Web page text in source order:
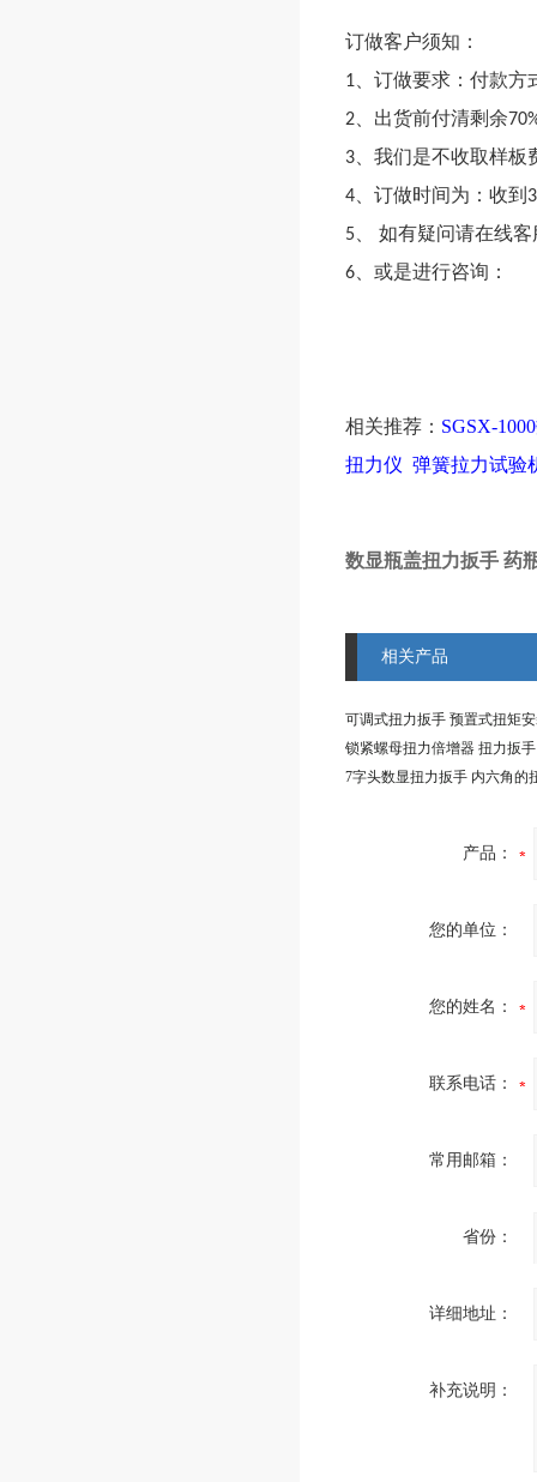
订做客户须知：
1、订做要求：付款方
2、出货前付清剩余
3、我们是不收取样板
4、订做时间为：收到
5、
如有疑问请在线客
6、或是进行咨询：
相关推荐： SGSX-
扭力仪 弹簧拉力试验
数显瓶盖扭力扳手 药
相关产品
产品：
您的单位：
您的姓名：
联系电话：
常用邮箱：
省份：
详细地址：
补充说明：